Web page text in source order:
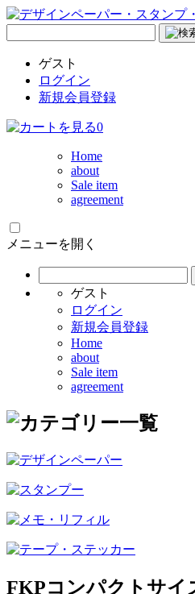
ゲスト
ログイン
新規会員登録
0
Home
about
Sale item
agreement
メニューを開く
ゲスト
ログイン
新規会員登録
Home
about
Sale item
agreement
FKPコンパクトサイ